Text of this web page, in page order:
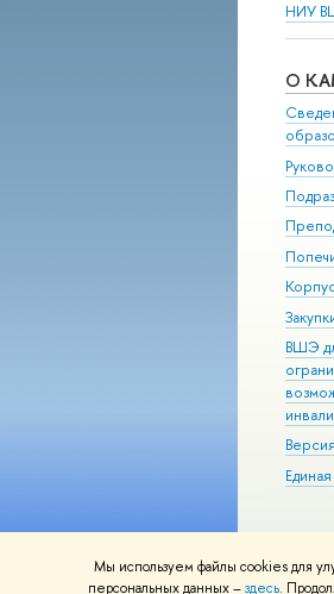
Мы используем файлы cookies для
персональных данных –здесь.
НИУ
О
ВШЭ
© НИУ